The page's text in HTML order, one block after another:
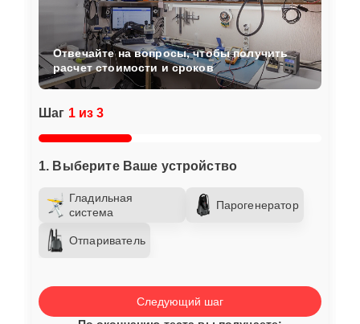
Шаг 1 из 3
1. Выберите Ваше устройство
Гладильная
система
Парогенератор
Отпариватель
Отвечайте на вопросы, чтобы получить
расчет стоимости и сроков
Следующий шаг